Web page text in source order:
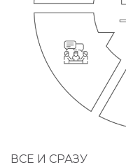
ВСЕ И СРАЗУ